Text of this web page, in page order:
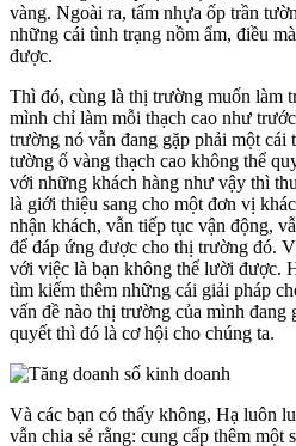
vàng. Ngoài ra, tấm nhựa ốp trần
những cái tình trạng nồm ẩm, điều
được.
Thì đó, cùng là thị trường muốn làm
mình chỉ làm mỗi thạch cao như
trường nó vẫn đang gặp phải một cái
tường ố vàng thạch cao không thể
với những khách hàng như vậy thì
là giới thiệu sang cho một đơn vị
nhận khách, vẫn tiếp tục vận động,
để đáp ứng được cho thị trường đó.
với việc là bạn không thể lười được.
tìm kiếm thêm những cái giải pháp
vấn đề nào thị trường của mình đang
quyết thì đó là cơ hội cho chúng ta.
Và các bạn có thấy không, Hạ luôn
vẫn chia sẻ rằng: cung cấp thêm một